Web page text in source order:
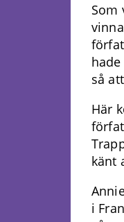
Som
så
Här
känt
i